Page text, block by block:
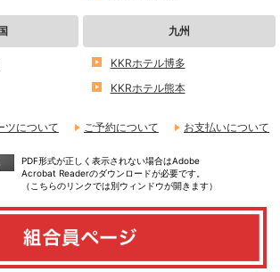
九州
KKRホテル博多
KKRホテル熊本
ツについて ご予約について お支払いについて
PDF形式が正しく表示されない場合はAdobe
Acrobat Readerのダウンロードが必要です。
（こちらのリンクでは別ウィンドウが開きます）